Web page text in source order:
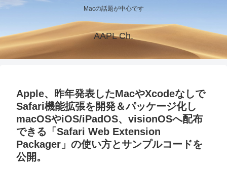
Macの話題が中心です
AAPL Ch.
Apple、昨年発表したMacやXcodeなしで
Safari機能拡張を開発＆パッケージ化し
macOSやiOS/iPadOS、visionOSへ配布
できる「Safari Web Extension
Packager」の使い方とサンプルコードを
公開。